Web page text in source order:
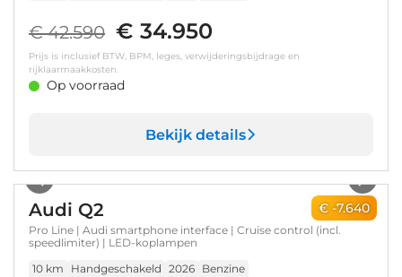
€ 42.590 € 34.950
Prijs is inclusief BTW, BPM, leges, verwijderingsbijdrage en
rijklaarmaakkosten.
Op voorraad
Bekijk details
€ -7.640
Audi Q2
Pro Line | Audi smartphone interface | Cruise control (incl.
speedlimiter) | LED-koplampen
10 km
Handgeschakeld 2026 Benzine